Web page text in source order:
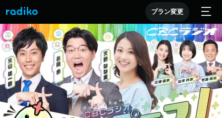
プラン変更